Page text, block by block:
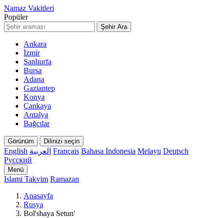
Namaz Vakitleri
Popüler
Şehir Ara
Ankara
İzmir
Şanlıurfa
Bursa
Adana
Gaziantep
Konya
Çankaya
Antalya
Bağcılar
Görünüm Dilinizi seçin
English العربية Français Bahasa Indonesia Melayu Deutsch
Русский
Menü
Islami Takvim Ramazan
Anasayfa
Rusya
Bol'shaya Setun'